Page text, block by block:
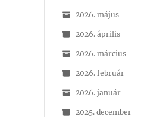
2026. május
2026. április
2026. március
2026. február
2026. január
2025. december